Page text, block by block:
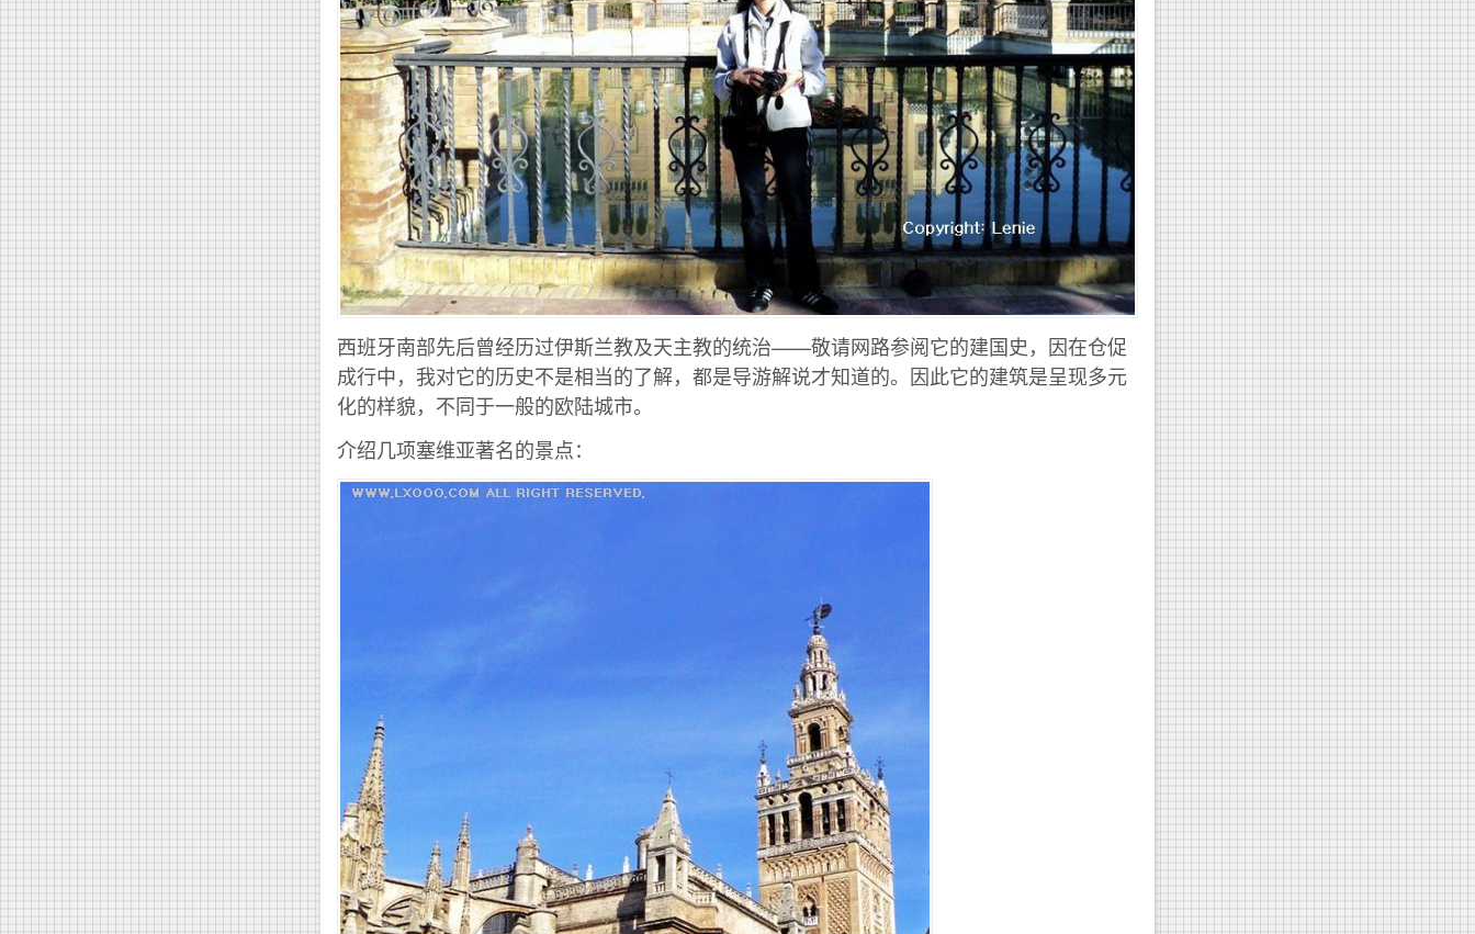
西班牙南部先后曾经历过伊斯兰教及天主教的统治——敬请网路参阅它的建国史，因在仓促
成行中，我对它的历史不是相当的了解，都是导游解说才知道的。因此它的建筑是呈现多元
化的样貌，不同于一般的欧陆城市。
介绍几项塞维亚著名的景点：